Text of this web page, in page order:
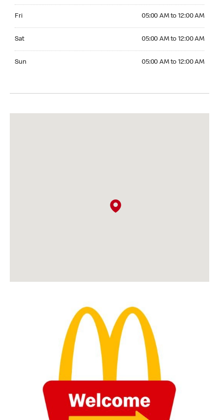
Fri 05:00 AM to 12:00 AM
Sat 05:00 AM to 12:00 AM
Sun 05:00 AM to 12:00 AM